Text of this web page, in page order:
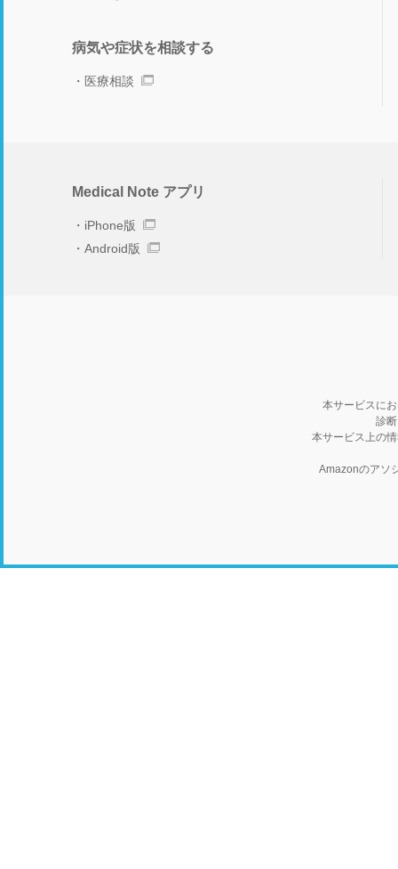
病気や症状を相談する
医療相談
Medical Note アプリ
iPhone版
Android版
本サービスに
診
本サービス上の
Amazonのアソ